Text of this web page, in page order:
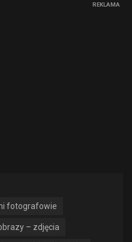
REKLAMA
fotografowie
– zdjęcia